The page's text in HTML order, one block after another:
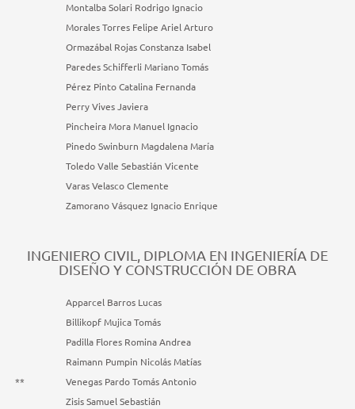
Montalba Solari Rodrigo Ignacio
Morales Torres Felipe Ariel Arturo
Ormazábal Rojas Constanza Isabel
Paredes Schifferli Mariano Tomás
Pérez Pinto Catalina Fernanda
Perry Vives Javiera
Pincheira Mora Manuel Ignacio
Pinedo Swinburn Magdalena María
Toledo Valle Sebastián Vicente
Varas Velasco Clemente
Zamorano Vásquez Ignacio Enrique
INGENIERO CIVIL, DIPLOMA EN INGENIERÍA DE
DISEÑO Y CONSTRUCCIÓN DE OBRA
**
Apparcel Barros Lucas
Billikopf Mujica Tomás
Padilla Flores Romina Andrea
Raimann Pumpin Nicolás Matías
Venegas Pardo Tomás Antonio
Zisis Samuel Sebastián